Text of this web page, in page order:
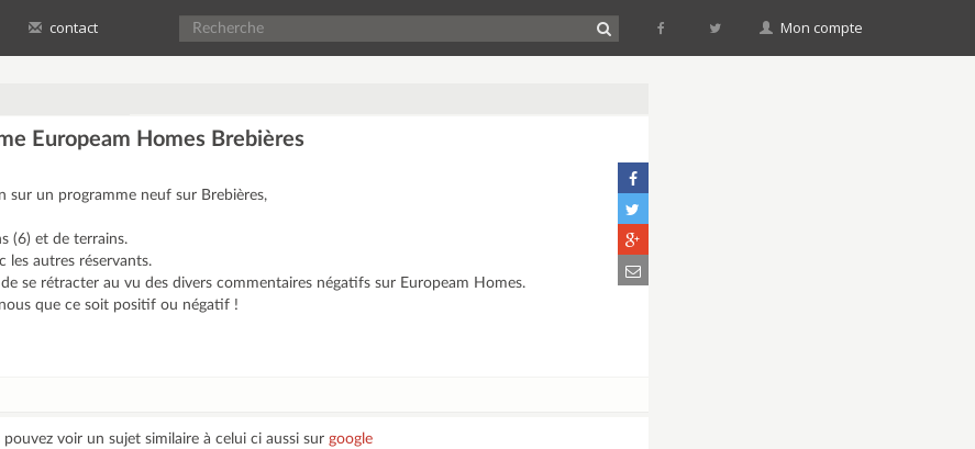
contact Mon compte
Europeam Homes Brebières
sur un programme neuf sur Brebières,
(6) et de terrains.
les autres réservants.
se rétracter au vu des divers commentaires négatifs sur Europeam Homes.
que ce soit positif ou négatif !
voir un sujet similaire à celui ci aussi surgoogle